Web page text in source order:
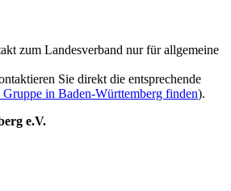
zum Landesverband nur für allgemeine
Sie direkt die entsprechende
Gruppe in Baden-Württemberg finden).
e.V.